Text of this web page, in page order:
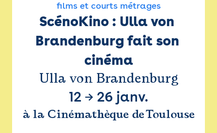
films et courts métrages
ScénoKino : Ulla von
Brandenburg fait son
cinéma
Ulla von Brandenburg
12 → 26 janv.
à la Cinémathèque de Toulouse